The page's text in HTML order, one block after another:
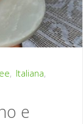
, Italiana,
e